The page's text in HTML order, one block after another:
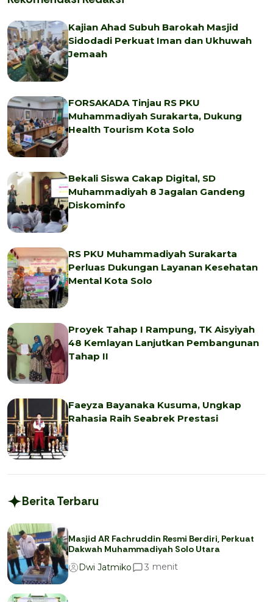
Kajian Ahad Subuh Barokah Masjid
Sidodadi Perkuat Iman dan Ukhuwah
Jemaah
FORSAKADA Tinjau RS PKU
Muhammadiyah Surakarta, Dukung
Health Tourism Kota Solo
Bekali Siswa Cakap Digital, SD
Muhammadiyah 8 Jagalan Gandeng
Diskominfo
RS PKU Muhammadiyah Surakarta
Perluas Dukungan Layanan Kesehatan
Mental Kota Solo
Proyek Tahap I Rampung, TK Aisyiyah
48 Kemlayan Lanjutkan Pembangunan
Tahap II
Faeyza Bayanaka Kusuma, Ungkap
Rahasia Raih Seabrek Prestasi
Berita Terbaru
Masjid AR Fachruddin Resmi Berdiri, Perkuat
Dakwah Muhammadiyah Solo Utara
Dwi Jatmiko
3 menit